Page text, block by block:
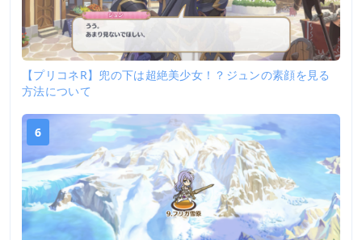
【プリコネR】兜の下は超絶美少女！？ジュンの素顔を見る
方法について
6